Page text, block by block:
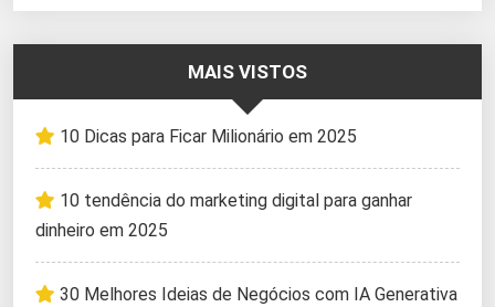
MAIS VISTOS
10 Dicas para Ficar Milionário em 2025
10 tendência do marketing digital para ganhar
dinheiro em 2025
30 Melhores Ideias de Negócios com IA Generativa